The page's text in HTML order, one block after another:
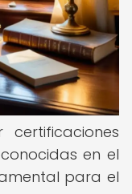
en el
para el